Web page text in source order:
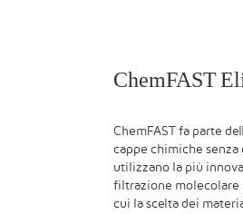
ChemFAST
ChemFAST fa parte
cappe chimiche senza
utilizzano la più
filtrazione molecolare
cui la scelta dei